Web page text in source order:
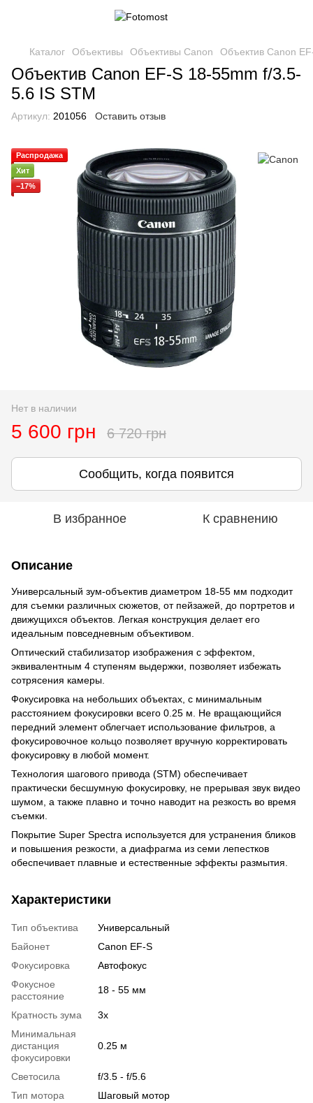
Каталог Объективы Объективы Canon Объектив Canon
Объектив Canon EF-S 18-55mm f/3.5-
5.6 IS STM
Артикул: 201056 Оставить отзыв
Распродажа
Хит
−17%
Нет в наличии
5 600 грн 6 720 грн
Сообщить, когда появится
В избранное К сравнению
Описание
Универсальный зум-объектив диаметром 18-55 мм подходит
для съемки различных сюжетов, от пейзажей, до портретов и
движущихся объектов. Легкая конструкция делает его
идеальным повседневным объективом.
Оптический стабилизатор изображения с эффектом,
эквивалентным 4 ступеням выдержки, позволяет избежать
сотрясения камеры.
Фокусировка на небольших объектах, с минимальным
расстоянием фокусировки всего 0.25 м. Не вращающийся
передний элемент облегчает использование фильтров, а
фокусировочное кольцо позволяет вручную корректировать
фокусировку в любой момент.
Технология шагового привода (STM) обеспечивает
практически бесшумную фокусировку, не прерывая звук видео
шумом, а также плавно и точно наводит на резкость во время
съемки.
Покрытие Super Spectra используется для устранения бликов
и повышения резкости, а диафрагма из семи лепестков
обеспечивает плавные и естественные эффекты размытия.
Характеристики
Тип объектива
Универсальный
Байонет
Canon EF-S
Фокусировка
Автофокус
Фокусное
расстояние
18 - 55 мм
Кратность зума
3x
Минимальная
дистанция
фокусировки
0.25 м
Светосила
f/3.5 - f/5.6
Тип мотора
Шаговый мотор